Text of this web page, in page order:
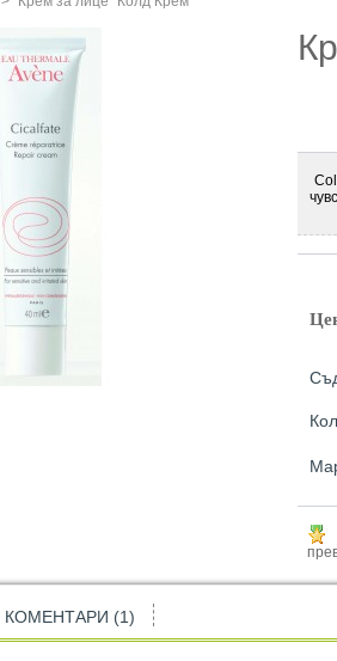
КОМЕНТАРИ (1)